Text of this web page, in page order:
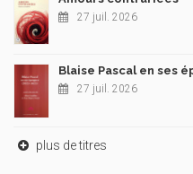
27 juil. 2026
Blaise Pascal en ses
27 juil. 2026
plus de titres